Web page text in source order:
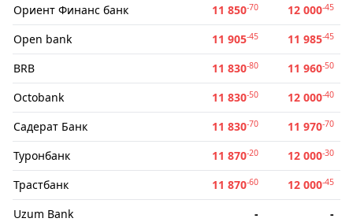
Ориент Финанс банк 11 850-70 12 000-45
Open bank 11 905-45 11 985-45
BRB 11 830-80 11 960-50
Octobank 11 830-50 12 000-40
Садерат Банк 11 830-70 11 970-70
Туронбанк 11 870-20 12 000-30
Трастбанк 11 870-60 12 000-45
Uzum Bank -
-